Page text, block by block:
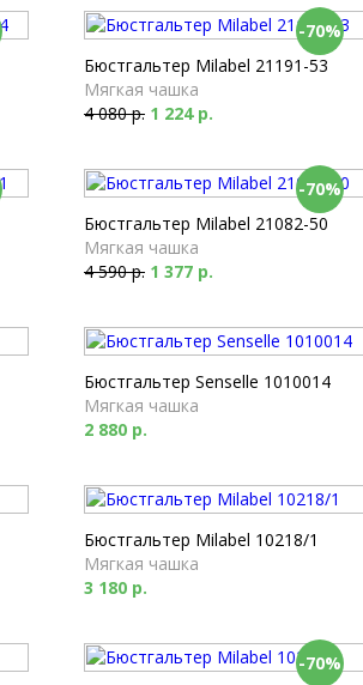
-70%
Бюстгальтер Milabel 21191-53
Мягкая чашка
4 080 р. 1 224 р.
-70%
Бюстгальтер Milabel 21082-50
Мягкая чашка
4 590 р. 1 377 р.
Бюстгальтер Senselle 1010014
Мягкая чашка
2 880 р.
Бюстгальтер Milabel 10218/1
Мягкая чашка
3 180 р.
-70%